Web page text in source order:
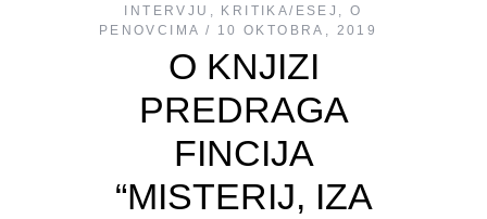
INTERVJU , KRITIKA/ESEJ ,O
PENOVCIMA
10 OKTOBRA, 2019
O KNJIZI
PREDRAGA
FINCIJA
“MISTERIJ, IZA